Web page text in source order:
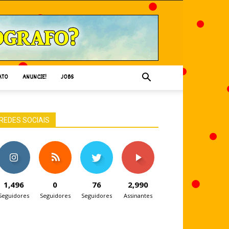
ANUNCIE! JOBS
SOCIAIS
1,496 0
Seguidores
76
Seguidores
2,990
Assinantes